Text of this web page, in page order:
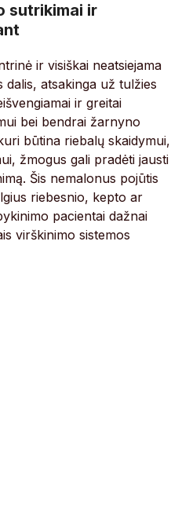
sutrikimai ir
ir visiškai neatsiejama
dalis, atsakinga už tulžies
ir greitai
bei bendrai žarnyno
būtina riebalų skaidymui,
žmogus gali pradėti jausti
Šis nemalonus pojūtis
riebesnio, kepto ar
pacientai dažnai
virškinimo sistemos